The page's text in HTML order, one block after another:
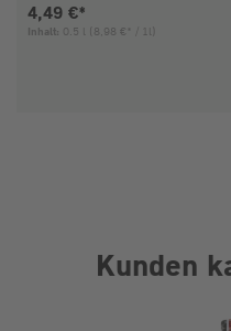
Aktueller Preis:
4,49 €*
Inhalt: 0.5 l (8,98 €* / 1l)
Kunden